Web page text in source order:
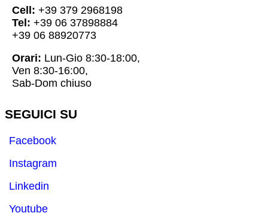
Cell: +39 379 2968198
Tel: +39 06 37898884
+39 06 88920773
Orari: Lun-Gio 8:30-18:00,
Ven 8:30-16:00,
Sab-Dom chiuso
SEGUICI SU
Facebook
Instagram
Linkedin
Youtube